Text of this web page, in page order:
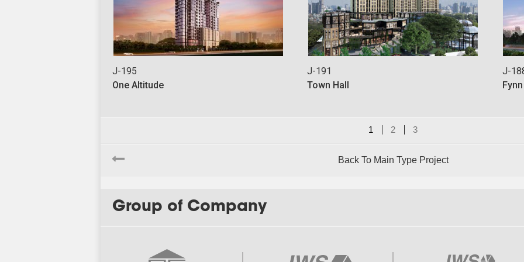
J-195
One Altitude
J-191
Town Hall
J-
1 2 3
Back To Main Type Project
Group of Company